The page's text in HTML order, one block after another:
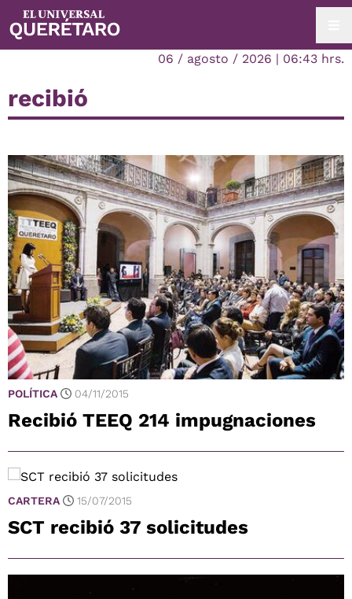
06 / agosto / 2026 | 06:43 hrs.
recibió
POLÍTICA 04/11/2015
Recibió TEEQ 214 impugnaciones
CARTERA 15/07/2015
SCT recibió 37 solicitudes